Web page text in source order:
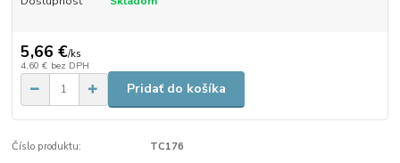
5,66 €/ks
4,60 € bez DPH
Pridať do košíka
Číslo produktu: TC176